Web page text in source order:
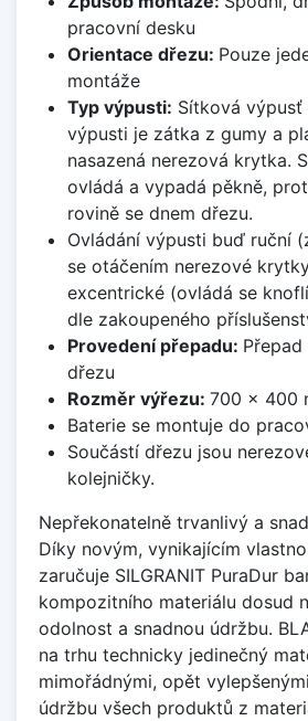
pracovní desku
Orientace dřezu: Pouze
montáže
Typ výpusti: Sítková výpusť
výpusti je zátka z gumy a
nasazená nerezová krytka.
ovládá a vypadá pěkně,
rovině se dnem dřezu.
Ovládání výpusti buď ruční
se otáčením nerezové
excentrické (ovládá se
dle zakoupeného
Provedení přepadu:
dřezu
Rozměr výřezu: 700 x 400
Baterie se montuje do
Součástí dřezu jsou
kolejničky.
Nepřekonatelně trvanlivý a
Díky novým, vynikajícím
zaručuje SILGRANIT PuraDur
kompozitního materiálu dosud
odolnost a snadnou údržbu.
na trhu technicky jedinečný
mimořádnými, opět
údržbu všech produktů z